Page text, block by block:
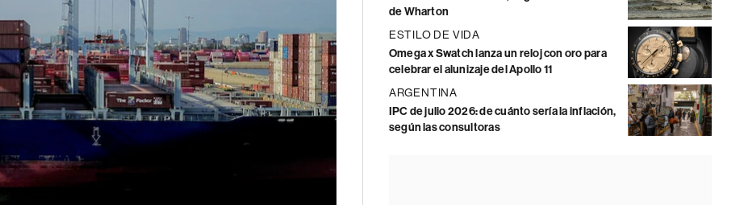
de Wharton
ESTILO DE VIDA
Omega x Swatch lanza un reloj con oro para
celebrar el alunizaje del Apollo 11
ARGENTINA
IPC de julio 2026: de cuánto sería la inflación,
según las consultoras